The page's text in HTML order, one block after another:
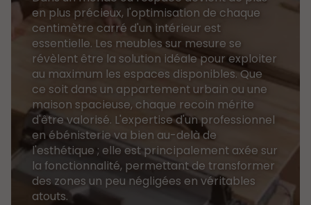
en plus précieux, l'optimisation de chaque
centimètre carré d'un intérieur est
essentielle. Les meubles sur mesure se
révèlent être la solution idéale pour exploiter
au maximum les espaces disponibles. Que
ce soit dans un appartement urbain ou une
maison spacieuse, chaque recoin mérite
d'être valorisé. L'expertise d'un professionnel
en ébénisterie va bien au-delà de
l'esthétique ; elle est principalement axée sur
la fonctionnalité, permettant de transformer
des zones un peu négligées en véritables
atouts.